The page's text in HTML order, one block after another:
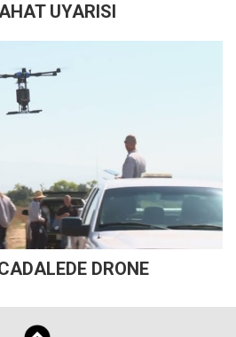
UYARISI
DRONE